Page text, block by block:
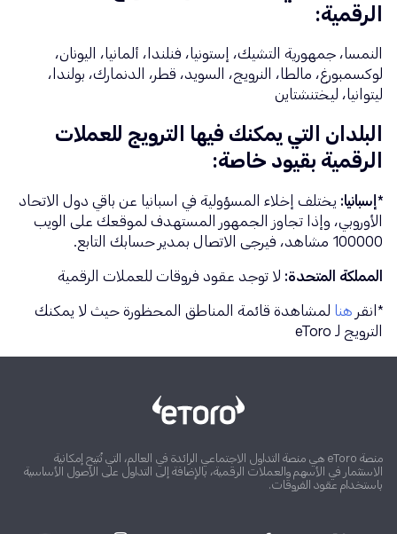
الرقمية:
النمسا، جمهورية التشيك، إستونيا، فنلندا، ألمانيا، اليونان،
لوكسمبورغ، مالطا، النرويج، السويد، قطر، الدنمارك، بولندا،
ليتوانيا، ليختنشتاين
البلدان التي يمكنك فيها الترويج للعملات
الرقمية بقيود خاصة:
*إسبانيا: يختلف إخلاء المسؤولية في اسبانيا عن باقي دول الاتحاد
الأوروبي، وإذا تجاوز الجمهور المستهدف لموقعك على الويب
100000 مشاهد، فيرجى الاتصال بمدير حسابك التابع.
المملكة المتحدة: لا توجد عقود فروقات للعملات الرقمية
*انقر هنا لمشاهدة قائمة المناطق المحظورة حيث لا يمكنك
الترويج لـ eToro
منصة eToro هي منصة التداول الاجتماعي الرائدة في العالم، التي تُتيح إمكانية
الاستثمار في الأسهم والعملات الرقمية، بالإضافة إلى التداول على الأصول الأساسية
باستخدام عقود الفروقات.